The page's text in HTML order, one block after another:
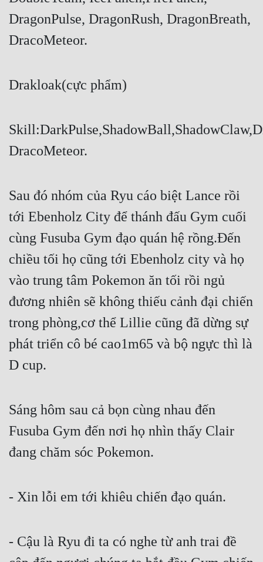
Phản Phái
Quan Trường
Sủng
Thanh Xuân
Tiểu Thuyết
Trinh Thám
Triều Đấu
Trùng Sinh
Trọng Sinh
Tội Phạm
Võ Hiệp
Võng Du
Xuyên Không
Xuyên Sách
Điền Văn
DragonPulse, DragonRush, DragonBreath,
DracoMeteor.
Drakloak(cực phẩm)
DracoMeteor.
Sau đó nhóm của Ryu cáo biệt Lance rồi
tới Ebenholz City để thánh đấu Gym cuối
cùng Fusuba Gym đạo quán hệ rồng.Đến
chiều tối họ cũng tới Ebenholz city và họ
vào trung tâm Pokemon ăn tối rồi ngủ
đương nhiên sẽ không thiếu cảnh đại chiến
trong phòng,cơ thể Lillie cũng đã dừng sự
phát triển cô bé cao1m65 và bộ ngực thì là
D cup.
Sáng hôm sau cả bọn cùng nhau đến
Fusuba Gym đến nơi họ nhìn thấy Clair
đang chăm sóc Pokemon.
- Xin lỗi em tới khiêu chiến đạo quán.
- Cậu là Ryu đi ta có nghe từ anh trai đề